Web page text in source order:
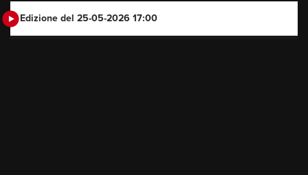
Edizione del 25-05-2026 17:00